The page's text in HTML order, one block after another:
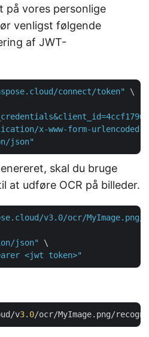
på vores personlige
venligst følgende
af JWT-
connect/token"
\
x-www-form-urlencoded"
json"
skal du bruge
at udføre OCR på billeder.
v3.0/ocr/MyImage.png/
json"
\
<jwt token>"
v3. 0/ocr/MyImage.png/